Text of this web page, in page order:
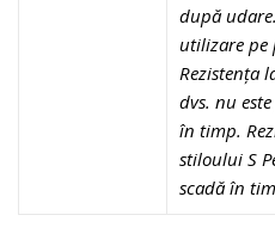
după
utilizare pe
Rezistența
dvs. nu
în timp.
stiloului S
scadă în